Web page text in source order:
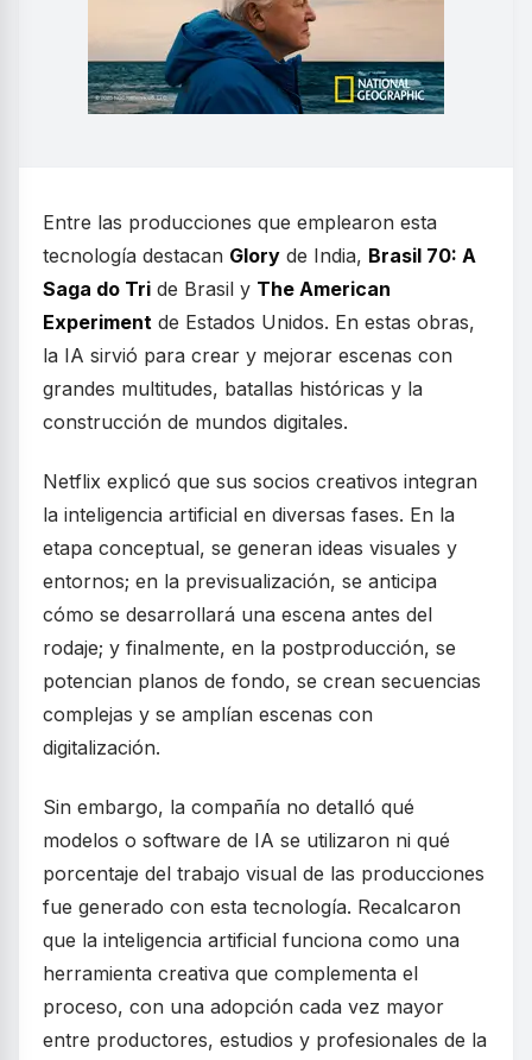
Entre las producciones que emplearon esta
tecnología destacan Glory de India, Brasil 70: A
Saga do Tri de Brasil y The American
Experiment de Estados Unidos. En estas obras,
la IA sirvió para crear y mejorar escenas con
grandes multitudes, batallas históricas y la
construcción de mundos digitales.
Netflix explicó que sus socios creativos integran
la inteligencia artificial en diversas fases. En la
etapa conceptual, se generan ideas visuales y
entornos; en la previsualización, se anticipa
cómo se desarrollará una escena antes del
rodaje; y finalmente, en la postproducción, se
potencian planos de fondo, se crean secuencias
complejas y se amplían escenas con
digitalización.
Sin embargo, la compañía no detalló qué
modelos o software de IA se utilizaron ni qué
porcentaje del trabajo visual de las producciones
fue generado con esta tecnología. Recalcaron
que la inteligencia artificial funciona como una
herramienta creativa que complementa el
proceso, con una adopción cada vez mayor
entre productores, estudios y profesionales de la